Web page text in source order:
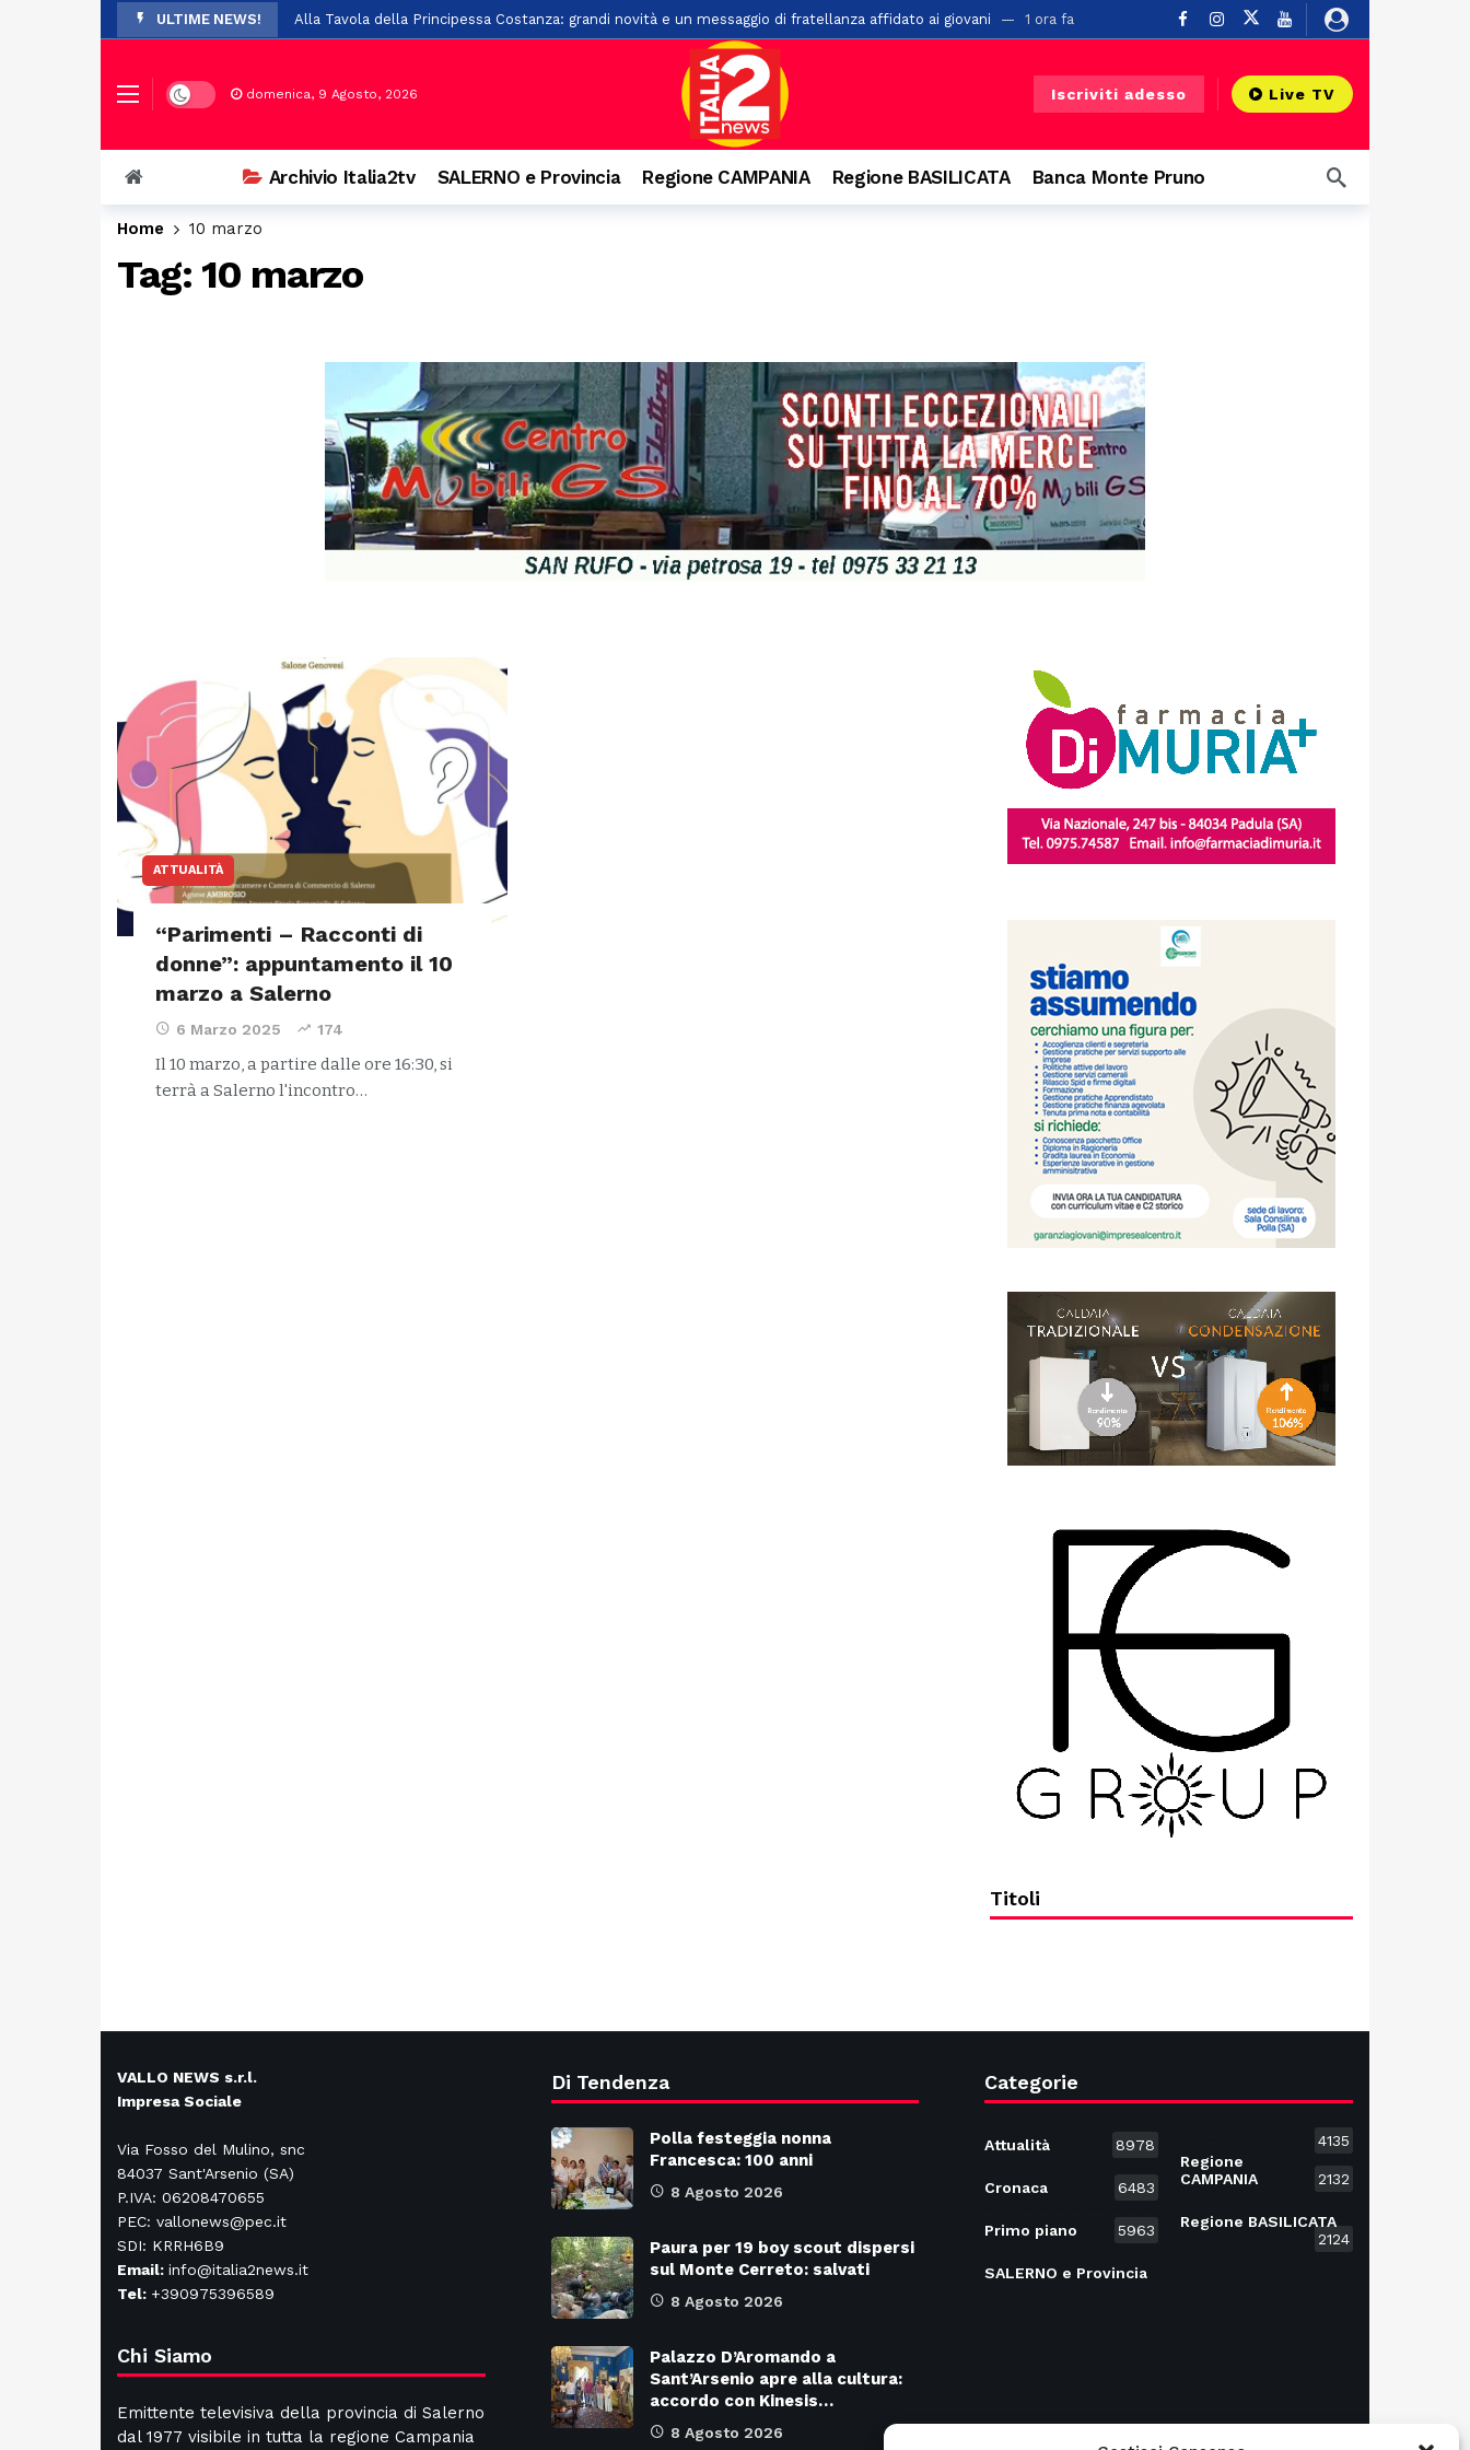
ULTIME NEWS! Alla Tavola della Principessa Costanza: grandi novità e un messaggio di fratellanza affidato ai giovani 1 ora fa
Paura per 19 boy scout dispersi sul Monte Cerreto: salvati 21 ore fa
A Stio la presentazione de “L’Idioma Perduto” di Mario Infante, sostenuta dalla Banca Monte Pruno
Violenze e richieste di denaro ai familiari. Arrestato un 31enne ad Agropoli 23 ore fa
Dark mode domenica, 9 Agosto, 2026 Iscriviti adesso Live TV
Archivio Italia2tv SALERNO e Provincia Regione CAMPANIA Regione BASILICATA Banca Monte Pruno
Home 10 marzo
Tag: 10 marzo
ATTUALITÀ
“Parimenti – Racconti di
donne”: appuntamento il 10
marzo a Salerno
6 Marzo 2025 174
Il 10 marzo, a partire dalle ore 16:30, si
terrà a Salerno l'incontro…
Titoli
VALLO NEWS s.r.l.
Impresa Sociale
Via Fosso del Mulino, snc
84037 Sant'Arsenio (SA)
P.IVA: 06208470655
PEC: vallonews@pec.it
SDI: KRRH6B9
Email: info@italia2news.it
Tel: +390975396589
Chi Siamo
Emittente televisiva della provincia di Salerno
dal 1977 visibile in tutta la regione Campania
Di Tendenza
Polla festeggia nonna
Francesca: 100 anni
8 Agosto 2026
Paura per 19 boy scout dispersi
sul Monte Cerreto: salvati
8 Agosto 2026
Palazzo D’Aromando a
Sant’Arsenio apre alla cultura:
accordo con Kinesis…
8 Agosto 2026
Categorie
Attualità 8978
Cronaca 6483
Primo piano 5963
SALERNO e Provincia
4135
Regione
CAMPANIA
2132
Regione BASILICATA
2124